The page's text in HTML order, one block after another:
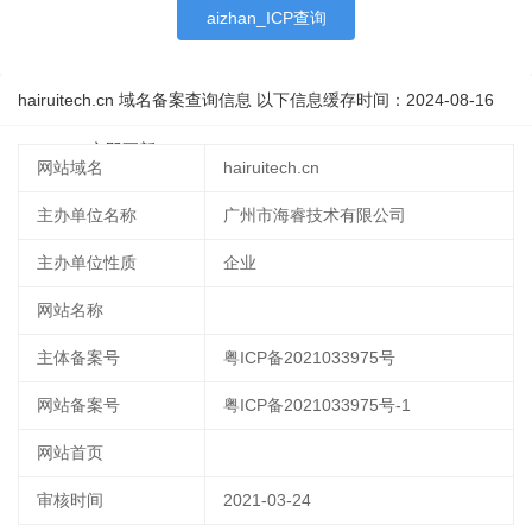
aizhan_ICP查询
hairuitech.cn 域名备案查询信息 以下信息缓存时间： 2024-08-16
立即更新
网站域名
hairuitech.cn
主办单位名称 广州市海睿技术有限公司
主办单位性质 企业
网站名称
主体备案号 粤ICP备2021033975号
网站备案号 粤ICP备2021033975号-1
网站首页
审核时间 2021-03-24